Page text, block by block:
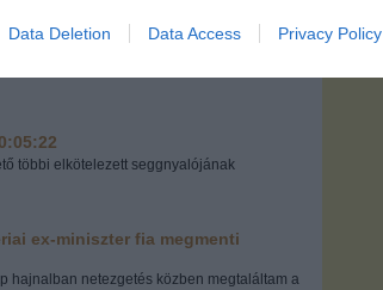
Data Deletion Data Access Privacy Policy
többi elkötelezett seggnyalójának
többi elkötelezett seggnyalójának
ex-miniszter fia megmenti
hajnalban netezgetés közben megtaláltam a